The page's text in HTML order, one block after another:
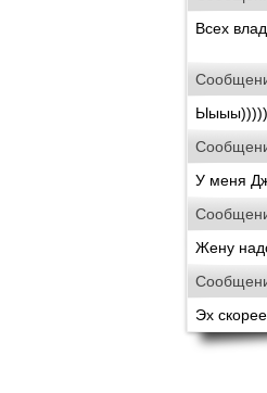
Всех
Ыыыы)))))
У меня
Жену
Эх